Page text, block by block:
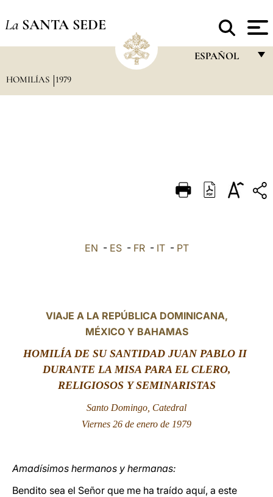
La SANTA SEDE
ESPAÑOL
DEUTSCH
HOMILÍAS 1979
EN - ES- FR- IT- PT
VIAJE A LA REPÚBLICA DOMINICANA,
MÉXICO Y BAHAMAS
HOMILÍA DE SU SANTIDAD JUAN PABLO II
DURANTE LA MISA PARA EL CLERO,
RELIGIOSOS Y SEMINARISTAS
Santo Domingo, Catedral
Viernes 26 de enero de 1979
Amadísimos hermanos y hermanas:
Bendito sea el Señor que me ha traído aquí, a este